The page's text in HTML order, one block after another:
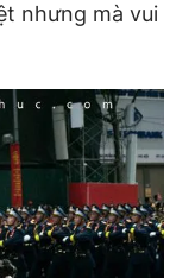
nhưng mà vui